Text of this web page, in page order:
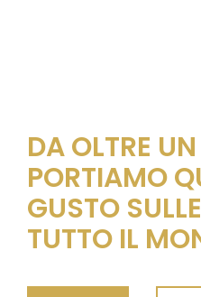
DA OLTRE
PORTIAMO
GUSTO
TUTTO IL